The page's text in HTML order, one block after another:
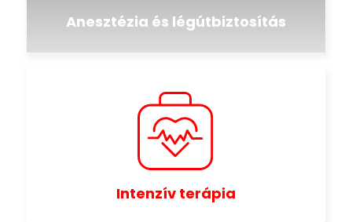
Anesztézia és légútbiztosítás
Intenzív terápia